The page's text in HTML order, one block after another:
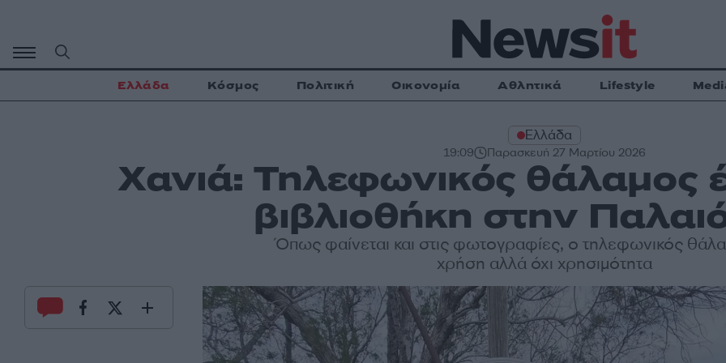
περιεχόμενο
Ελλάδα Κόσμος Πολιτική Οικονομία Αθλητικά Lifestyle
Ελλάδα
19:09 Παρασκευή 27 Μαρτίου 2026
Χανιά: Τηλεφωνικός θάλαμος
βιβλιοθήκη στην
Όπως φαίνεται και στις φωτογραφίες, ο τηλεφωνικός
χρήση αλλά όχι χρησιμότητα